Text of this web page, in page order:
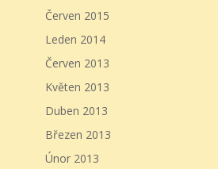
Červen 2015
Leden 2014
Červen 2013
Květen 2013
Duben 2013
Březen 2013
Únor 2013